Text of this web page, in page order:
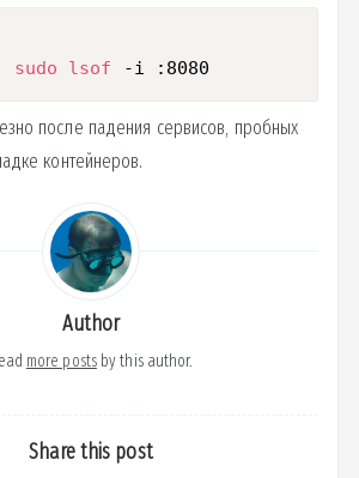
sudo lsof -i :8080
после падения сервисов, пробных
контейнеров.
Author
more postsby this author.
Share this post